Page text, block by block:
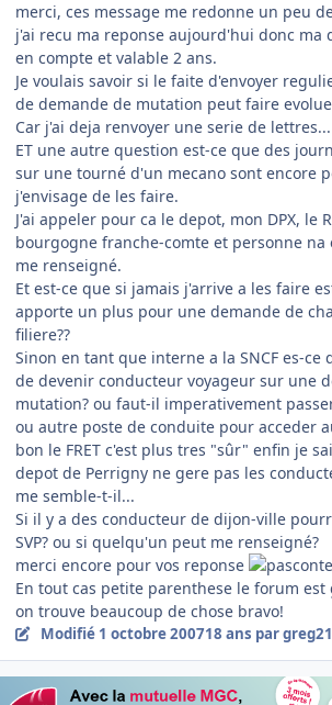
merci, ces message me redonne un peu
j'ai recu ma reponse aujourd'hui donc ma
en compte et valable 2 ans.
Je voulais savoir si le faite d'envoyer
de demande de mutation peut faire
Car j'ai deja renvoyer une serie de lettres...
ET une autre question est-ce que des
sur une tourné d'un mecano sont encore
j'envisage de les faire.
J'ai appeler pour ca le depot, mon DPX, le
bourgogne franche-comte et personne na
me renseigné.
Et est-ce que si jamais j'arrive a les faire
apporte un plus pour une demande de
filiere??
Sinon en tant que interne a la SNCF es-ce
de devenir conducteur voyageur sur une
mutation? ou faut-il imperativement
ou autre poste de conduite pour acceder
bon le FRET c'est plus tres "sûr" enfin je
depot de Perrigny ne gere pas les
me semble-t-il...
Si il y a des conducteur de dijon-ville
SVP? ou si quelqu'un peut me renseigné?
merci encore pour vos reponse
En tout cas petite parenthese le forum
on trouve beaucoup de chose bravo!
Modifié 1 octobre 200718 ans par